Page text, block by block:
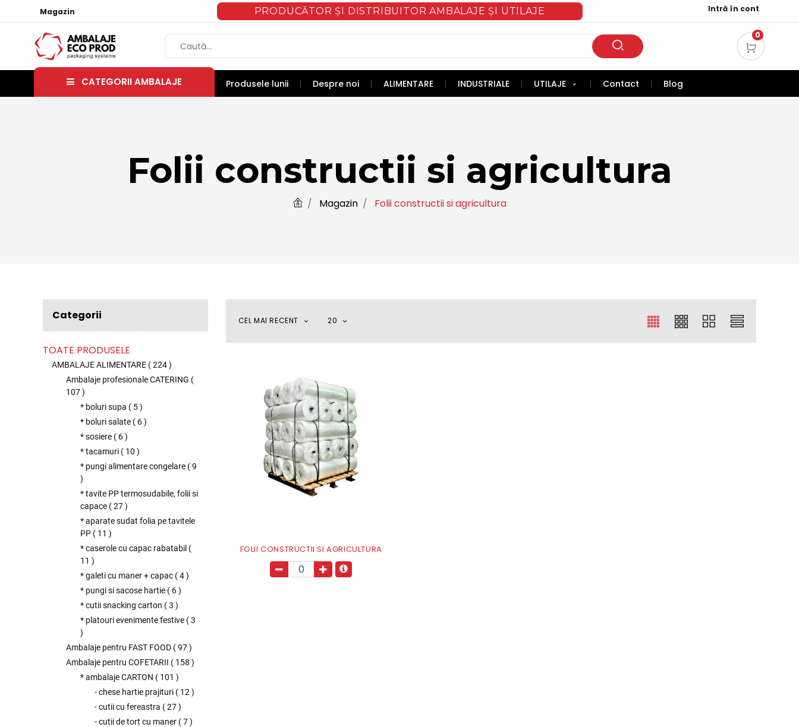
Magazin PRODUCĂTOR ȘI DISTRIBUITOR AMBALAJE ȘI UTILAJE Intră în cont
0
CATEGORII AMBALAJE Produsele lunii Despre noi ALIMENTARE INDUSTRIALE UTILAJE Contact Blog
Folii constructii si agricultura
Magazin Folii constructii si agricultura
Categorii
TOATE PRODUSELE
AMBALAJE ALIMENTARE (224)
Ambalaje profesionale CATERING (
107)
* boluri supa ( 5)
* boluri salate ( 6)
* sosiere ( 6)
* tacamuri ( 10 )
* pungi alimentare congelare (9
)
* tavite PP termosudabile, folii si
capace (27)
* aparate sudat folia pe tavitele
PP ( 11 )
* caserole cu capac rabatabil (
11 )
* galeti cu maner + capac (4)
* pungi si sacose hartie ( 6)
* cutii snacking carton (3 )
* platouri evenimente festive (3
)
Ambalaje pentru FAST FOOD (97)
Ambalaje pentru COFETARII ( 158 )
* ambalaje CARTON ( 101 )
- chese hartie prajituri ( 12 )
- cutii cu fereastra (27)
- cutii de tort cu maner (7)
CEL MAI RECENT 20
FOLII CONSTRUCTII SI AGRICULTURA